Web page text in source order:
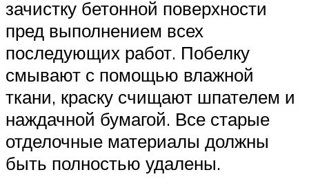
зачистку бетонной поверхности
пред выполнением всех
последующих работ. Побелку
смывают с помощью влажной
ткани, краску счищают шпателем и
наждачной бумагой. Все старые
отделочные материалы должны
быть полностью удалены.